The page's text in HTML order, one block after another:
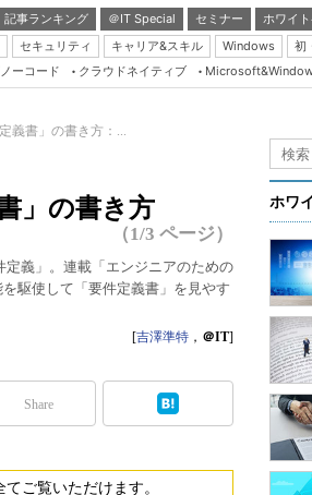
記事ランキング ＠IT Special セミナー
ホワイ
セキュリティ キャリア&スキル Windows
初
Server & Storage
Database Expert
Linux ＆ OSS
Master of IP Network
Security & Trust
ブログ
ーコード クラウドネイティブ
義書」の書き方：...
」の書き方
（1/3 ページ）
義」。連載「エンジニアのための
駆使して「要件定義書」を見やす
[吉澤準特 ， ＠IT]
Share
てご覧いただけます。
ホワ